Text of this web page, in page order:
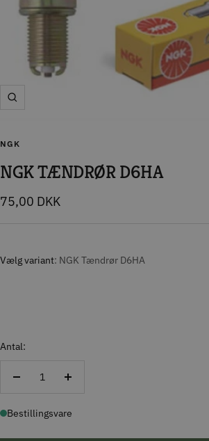
Zoom
NGK
NGK TÆNDRØR D6HA
Tilbudspris
75,00 DKK
Vælg variant NGK Tændrør D6HA
Antal:
Reducer
Forøg
Bestillingsvare